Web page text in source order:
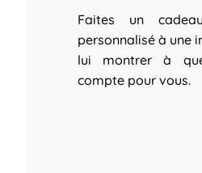
Faites un
personnalisé à une
lui montrer à
compte pour vous.